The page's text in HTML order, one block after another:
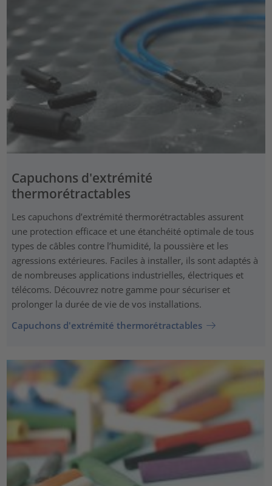
Capuchons d'extrémité
thermorétractables
Les capuchons d’extrémité thermorétractables assurent
une protection efficace et une étanchéité optimale de tous
types de câbles contre l’humidité, la poussière et les
agressions extérieures. Faciles à installer, ils sont adaptés à
de nombreuses applications industrielles, électriques et
télécoms. Découvrez notre gamme pour sécuriser et
prolonger la durée de vie de vos installations.
Capuchons d'extrémité thermorétractables